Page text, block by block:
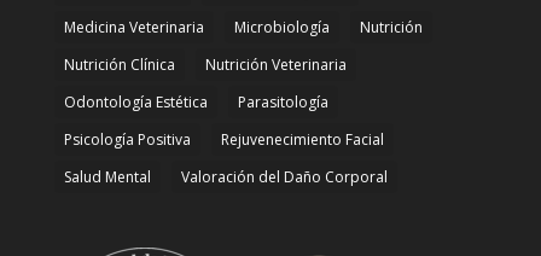
Medicina Veterinaria
Microbiología
Nutrición
Nutrición Clínica
Nutrición Veterinaria
Odontología Estética
Parasitología
Psicología Positiva
Rejuvenecimiento Facial
Salud Mental
Valoración del Daño Corporal